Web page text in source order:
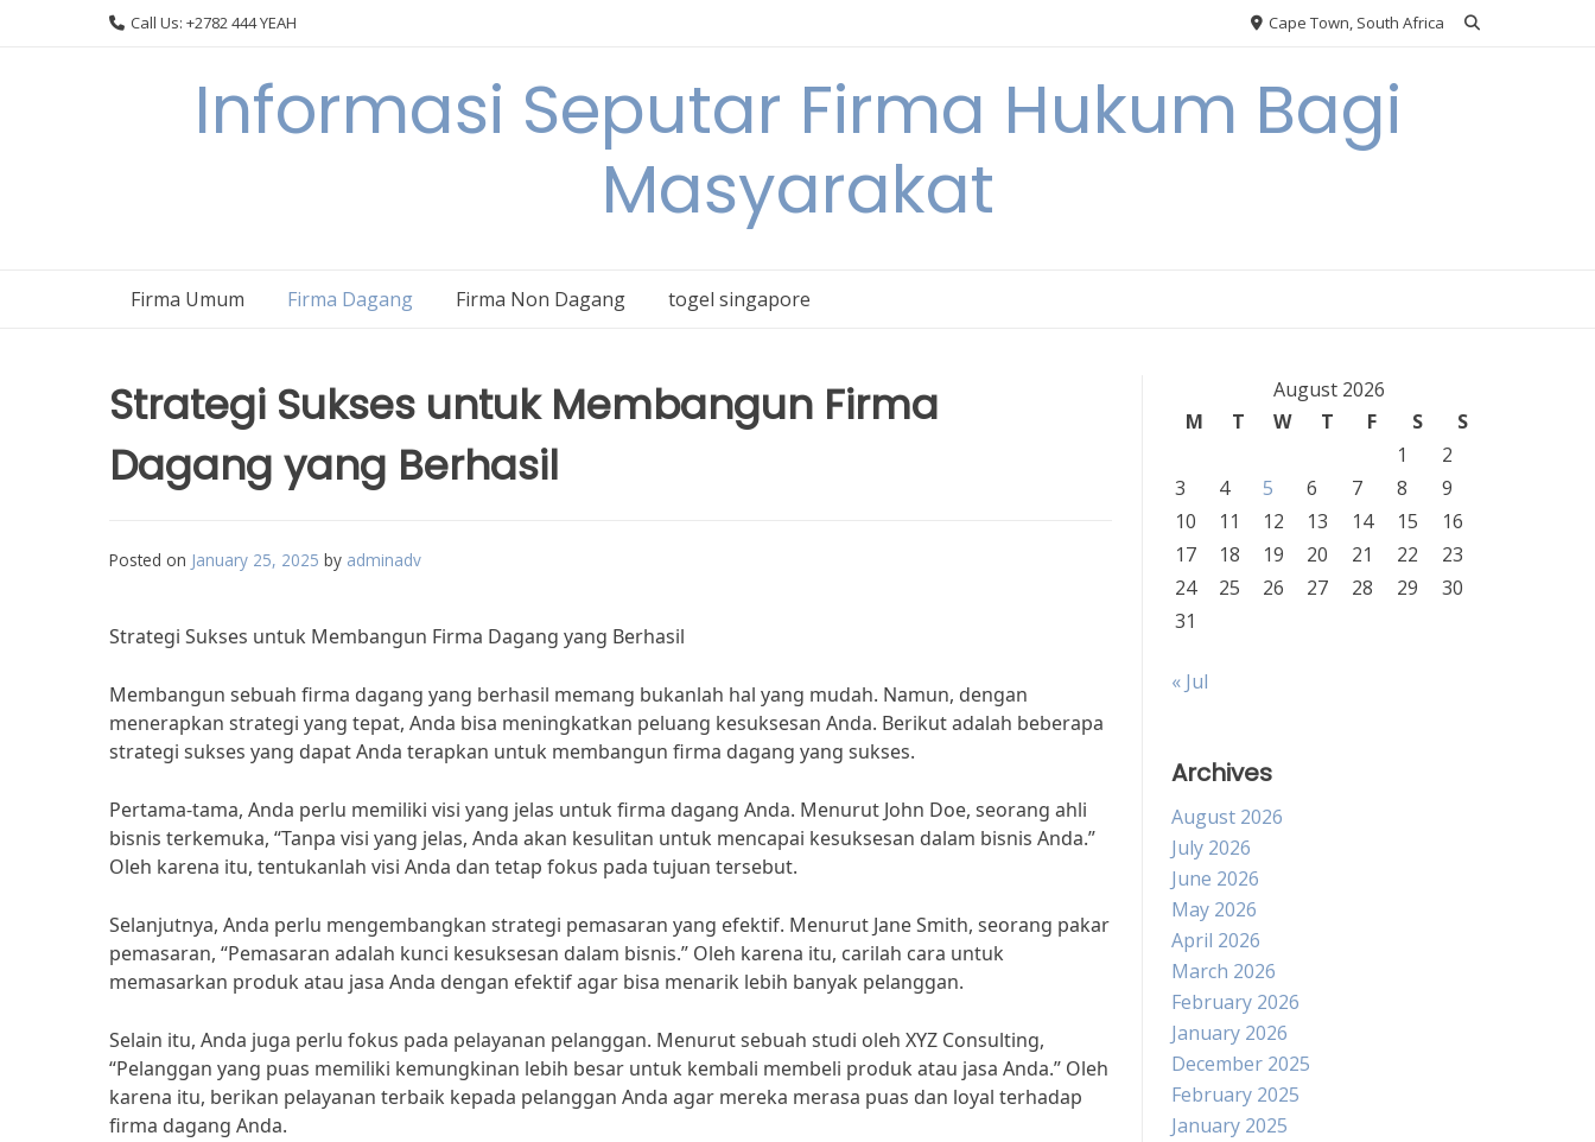
Call Us: +2782 444 YEAH Cape Town, South Africa
Informasi Seputar Firma Hukum Bagi
Masyarakat
Firma Umum Firma Dagang Firma Non Dagang togel singapore
Strategi Sukses untuk Membangun Firma
Dagang yang Berhasil
Posted on January 25, 2025 by adminadv
Strategi Sukses untuk Membangun Firma Dagang yang Berhasil
Membangun sebuah firma dagang yang berhasil memang bukanlah hal yang mudah. Namun, dengan
menerapkan strategi yang tepat, Anda bisa meningkatkan peluang kesuksesan Anda. Berikut adalah beberapa
strategi sukses yang dapat Anda terapkan untuk membangun firma dagang yang sukses.
Pertama-tama, Anda perlu memiliki visi yang jelas untuk firma dagang Anda. Menurut John Doe, seorang ahli
bisnis terkemuka, “Tanpa visi yang jelas, Anda akan kesulitan untuk mencapai kesuksesan dalam bisnis Anda.”
Oleh karena itu, tentukanlah visi Anda dan tetap fokus pada tujuan tersebut.
Selanjutnya, Anda perlu mengembangkan strategi pemasaran yang efektif. Menurut Jane Smith, seorang pakar
pemasaran, “Pemasaran adalah kunci kesuksesan dalam bisnis.” Oleh karena itu, carilah cara untuk
memasarkan produk atau jasa Anda dengan efektif agar bisa menarik lebih banyak pelanggan.
Selain itu, Anda juga perlu fokus pada pelayanan pelanggan. Menurut sebuah studi oleh XYZ Consulting,
“Pelanggan yang puas memiliki kemungkinan lebih besar untuk kembali membeli produk atau jasa Anda.” Oleh
karena itu, berikan pelayanan terbaik kepada pelanggan Anda agar mereka merasa puas dan loyal terhadap
firma dagang Anda.
August 2026
M
T W T F S
S
1
2
3
4 5 6 7 8
9
10
11 12 13 14 15
16
17
18 19 20 21 22
23
24
25 26 27 28 29
30
31
« Jul
Archives
August 2026
July 2026
June 2026
May 2026
April 2026
March 2026
February 2026
January 2026
December 2025
February 2025
January 2025